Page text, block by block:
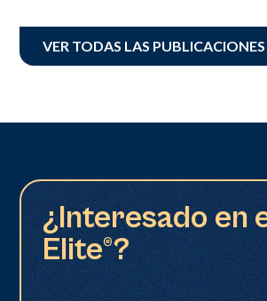
VER TODAS LAS PUBLICACIONES
¿Interesado en
Elite®?